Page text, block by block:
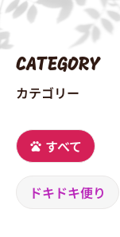
CATEGORY
カテゴリー
すべて
ドキドキ便り